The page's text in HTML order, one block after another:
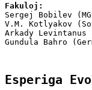
Fakuloj:
Sergej Bobilev
V.M. Kotlyakov
Arkady
Esperiga